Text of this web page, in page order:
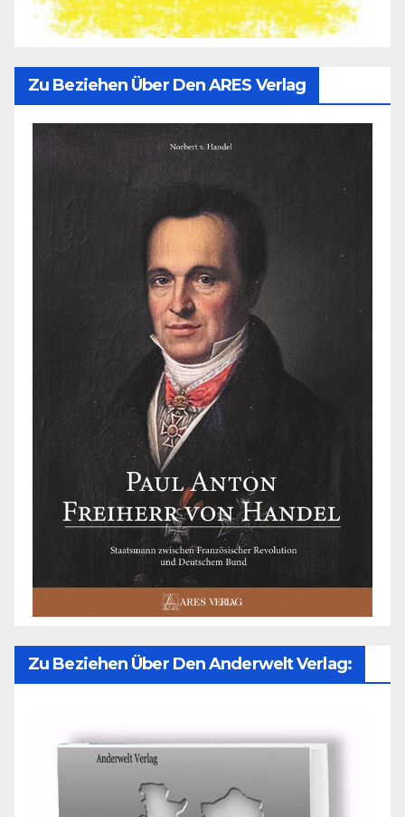
Zu Beziehen Über Den ARES Verlag
Zu Beziehen Über Den Anderwelt Verlag: